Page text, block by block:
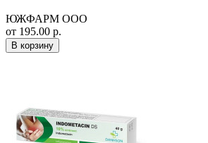
ЮЖФАРМ ООО
от 195.00 р.
В корзину